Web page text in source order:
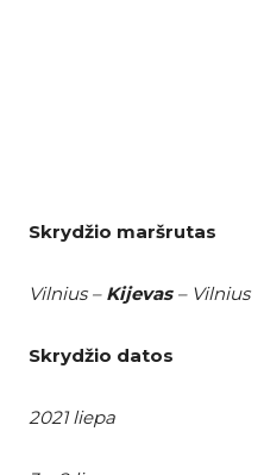
Skrydžio maršrutas
Vilnius – Kijevas – Vilnius
Skrydžio datos
2021 liepa